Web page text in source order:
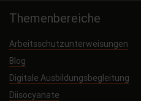
Themenbereiche
Arbeitsschutzunterweisungen
Blog
Digitale Ausbildungsbegleitung
Diisocyanate